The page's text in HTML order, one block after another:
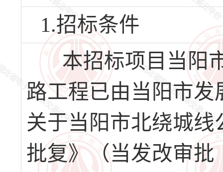
1.招标条件
本招标项目当阳
路工程已由当阳市
关于当阳市北绕城
批复》（当发改审批